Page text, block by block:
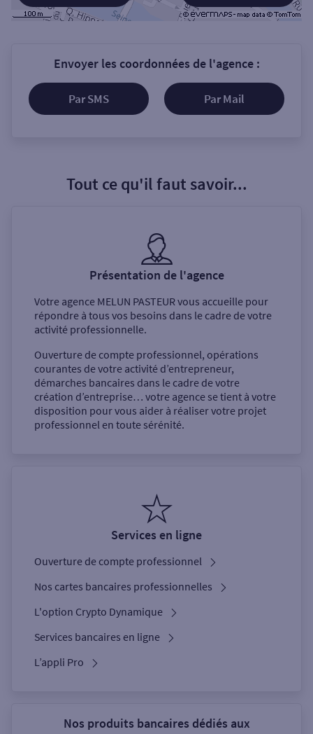
Envoyer les coordonnées de l'agence :
Par SMS Par Mail
Tout ce qu'il faut savoir...
Présentation de l'agence
Votre agence MELUN PASTEURvous accueille pour
répondre à tous vos besoins dans le cadre de votre
activité professionnelle.
Ouverture de compte professionnel, opérations
courantes de votre activité d’entrepreneur,
démarches bancaires dans le cadre de votre
création d’entreprise… votre agence se tient à votre
disposition pour vous aider à réaliser votre projet
professionnel en toute sérénité.
Services en ligne
Ouverture de compte professionnel
Nos cartes bancaires professionnelles
L'option Crypto Dynamique
Services bancaires en ligne
L’appli Pro
Nos produits bancaires dédiés aux